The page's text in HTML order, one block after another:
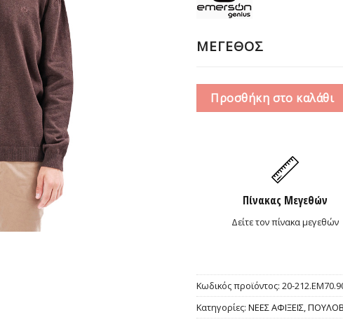
ΜΕΓΕΘΟΣ
Προσθήκη στο καλάθι
Πίνακας Μεγεθών
Δείτε τον πίνακα μεγεθών
Κωδικός προϊόντος: 20-
Κατηγορίες: ΝΕΕΣ ΑΦΙΞΕΙΣ,